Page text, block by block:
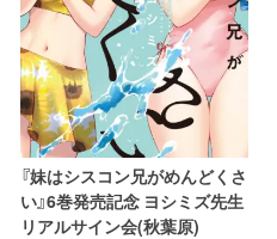
『妹はシスコン兄がめんどくさ
い』6巻発売記念 ヨシミズ先生
リアルサイン会(秋葉原)